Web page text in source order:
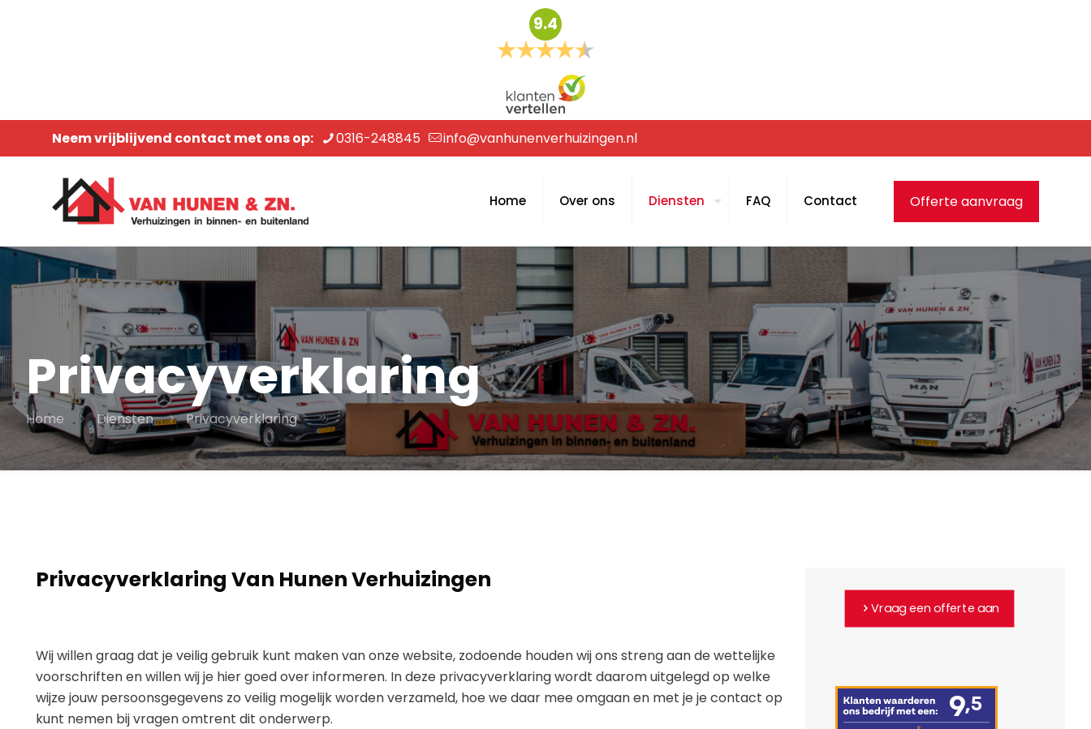
9.4
Neem vrijblijvend contact met ons op: 0316-248845 info@vanhunenverhuizingen.nl
Home Over ons Diensten FAQ Contact Offerte aanvraag
Privacyverklaring
Home Diensten Privacyverklaring
Privacyverklaring Van Hunen Verhuizingen
Wij willen graag dat je veilig gebruik kunt maken van onze website, zodoende houden wij ons streng aan de wettelijke
voorschriften en willen wij je hier goed over informeren. In deze privacyverklaring wordt daarom uitgelegd op welke
wijze jouw persoonsgegevens zo veilig mogelijk worden verzameld, hoe we daar mee omgaan en met je je contact op
kunt nemen bij vragen omtrent dit onderwerp.
Vraag een offerte aan